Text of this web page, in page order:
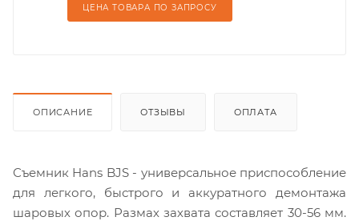
ЦЕНА ТОВАРА ПО ЗАПРОСУ
ОПИСАНИЕ ОТЗЫВЫ ОПЛАТА
Съемник Hans BJS - универсальное приспособление
для легкого, быстрого и аккуратного демонтажа
шаровых опор. Размах захвата составляет 30-56 мм.